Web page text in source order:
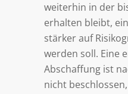
weiterhin in der
erhalten bleibt,
stärker auf
werden soll. Eine
Abschaffung ist
nicht